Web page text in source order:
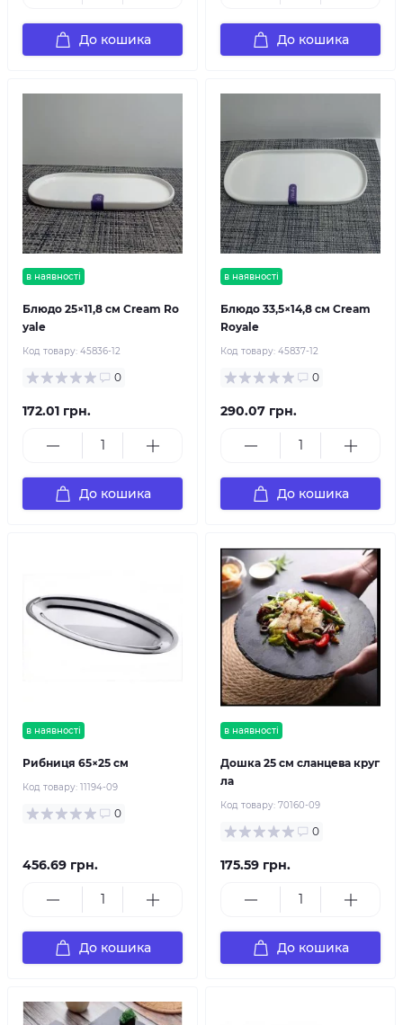
До кошика До кошика
в наявності
Блюдо 25×11,8 см Cream Ro
yale
Код товару: 45836-12
0
172.01 грн.
До кошика
в наявності
Блюдо 33,5×14,8 см Cream
Royale
Код товару: 45837-12
0
290.07 грн.
До кошика
в наявності
Рибниця 65×25 см
Код товару: 11194-09
0
456.69 грн.
До кошика
в наявності
Дошка 25 см сланцева круг
ла
Код товару: 70160-09
0
175.59 грн.
До кошика